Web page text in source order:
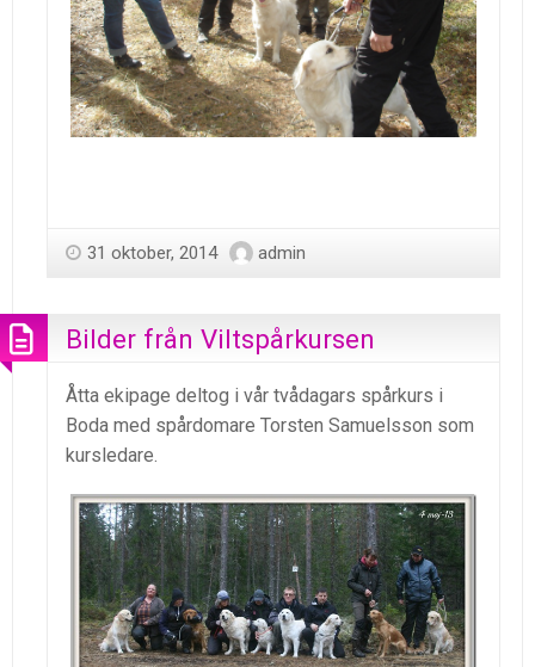
31 oktober, 2014 admin
Bilder från Viltspårkursen
Åtta ekipage deltog i vår tvådagars spårkurs i
Boda med spårdomare Torsten Samuelsson som
kursledare.